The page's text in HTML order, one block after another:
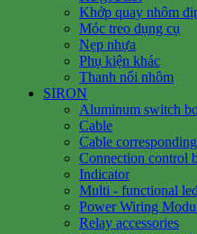
Khớp quay nhôm
Móc treo dụng cụ
Nẹp nhựa
Phụ kiện khác
Thanh nối nhôm
SIRON
Aluminum switch
Cable
Cable
Connection control
Indicator
Multi - functional
Power Wiring
Relay accessories